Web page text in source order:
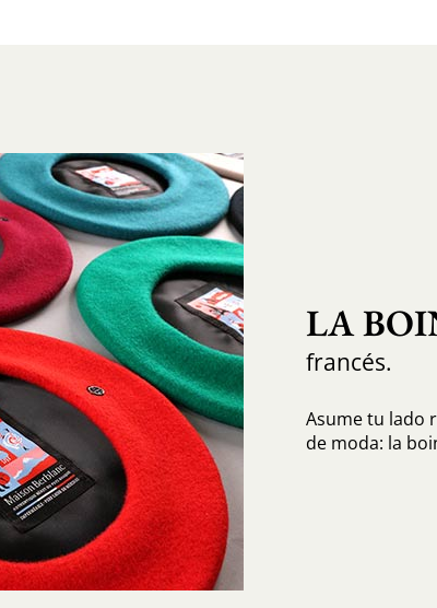
LA
francés.
Asume tu lado
de moda: la